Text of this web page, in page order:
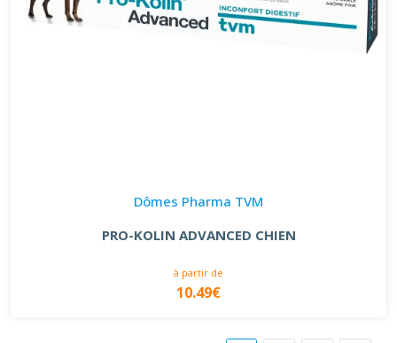
Dômes Pharma TVM
PRO-KOLIN ADVANCED CHIEN
à partir de
10.49€